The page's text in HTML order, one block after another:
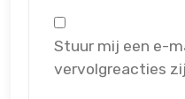
Stuur mij een e-
vervolgreacties